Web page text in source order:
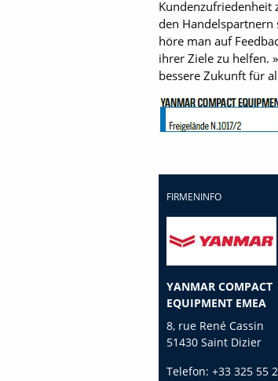
Kundenzufriedenheit
den Handelspartnern
höre man auf
ihrer Ziele zu helfen.
bessere Zukunft für
FIRMENINFO
YANMAR COMPACT
EQUIPMENT EMEA
8, rue René Cassin
51430 Saint Dizier
Telefon: +33 325 55